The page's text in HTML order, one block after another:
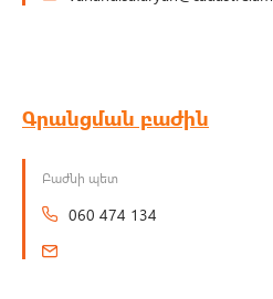
Գրանցման բաժին
Բաժնի պետ
060 474 134